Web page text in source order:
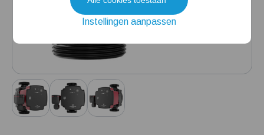
Installatie en eerste opstart beregenings-/hydrofoorpomp
Kelder/kruipruimte ondergelopen, wat nu?
Instellingen aanpassen